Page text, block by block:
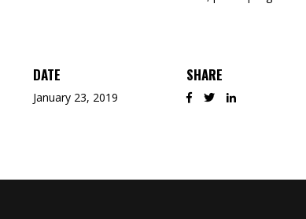
DATE
January 23, 2019
SHARE